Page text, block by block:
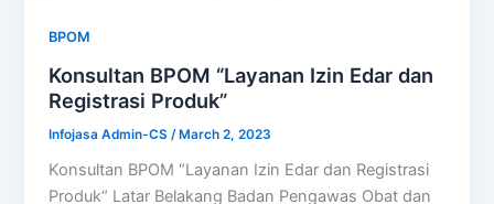
BPOM
Konsultan BPOM “Layanan Izin Edar dan
Registrasi Produk”
Infojasa Admin-CS /March 2, 2023
Konsultan BPOM “Layanan Izin Edar dan Registrasi
Produk“ Latar Belakang Badan Pengawas Obat dan